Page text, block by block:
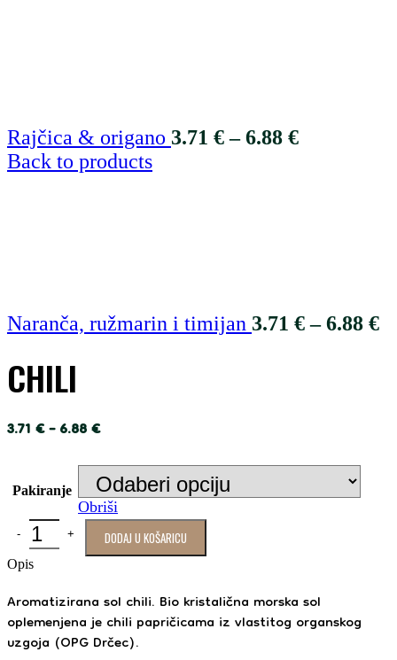
Rajčica & origano 3.71 € – 6.88 €
Back to products
Naranča, ružmarin i timijan 3.71 € – 6.88 €
CHILI
3.71€–6.88€
Pakiranje
Obriši
DODAJ U KOŠARICU
Opis
Aromatizirana sol chili. Bio kristalična morska sol
oplemenjena je chili papričicama iz vlastitog organskog
uzgoja (OPG Drčec).